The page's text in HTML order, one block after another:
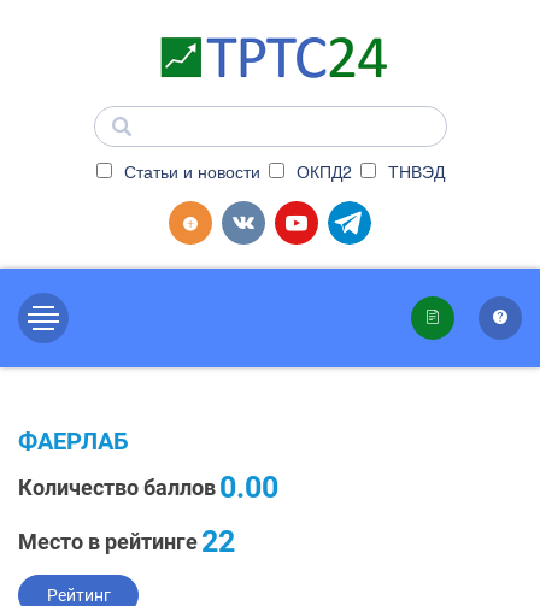
Статьи и новости ОКПД2 ТНВЭД
ФАЕРЛАБ
Количество баллов0.00
Место в рейтинге22
Рейтинг